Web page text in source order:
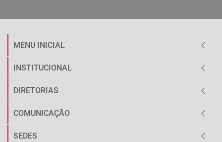
MENU INICIAL
INSTITUCIONAL
DIRETORIAS
COMUNICAÇÃO
SEDES